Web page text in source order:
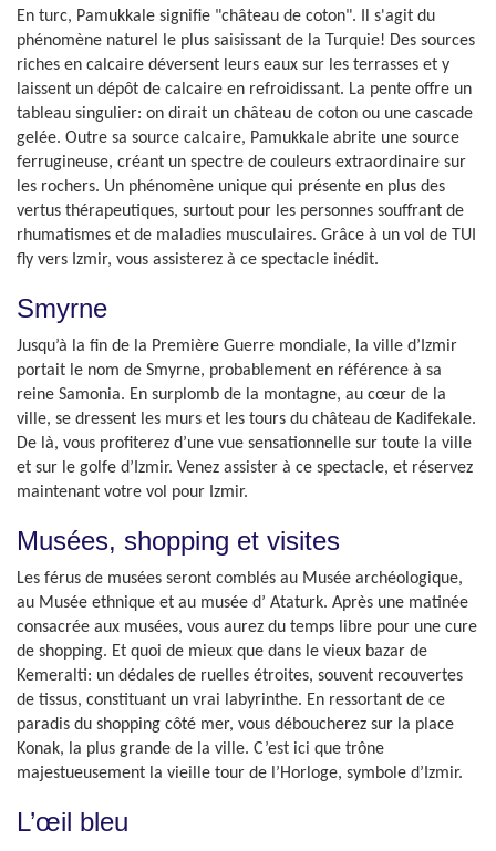
En turc, Pamukkale signifie "château de coton". Il s'agit du
phénomène naturel le plus saisissant de la Turquie! Des sources
riches en calcaire déversent leurs eaux sur les terrasses et y
laissent un dépôt de calcaire en refroidissant. La pente offre un
tableau singulier: on dirait un château de coton ou une cascade
gelée. Outre sa source calcaire, Pamukkale abrite une source
ferrugineuse, créant un spectre de couleurs extraordinaire sur
les rochers. Un phénomène unique qui présente en plus des
vertus thérapeutiques, surtout pour les personnes souffrant de
rhumatismes et de maladies musculaires. Grâce à un vol de TUI
fly vers Izmir, vous assisterez à ce spectacle inédit.
Smyrne
Jusqu’à la fin de la Première Guerre mondiale, la ville d’Izmir
portait le nom de Smyrne, probablement en référence à sa
reine Samonia. En surplomb de la montagne, au cœur de la
ville, se dressent les murs et les tours du château de Kadifekale.
De là, vous profiterez d’une vue sensationnelle sur toute la ville
et sur le golfe d’Izmir. Venez assister à ce spectacle, et réservez
maintenant votre vol pour Izmir.
Musées, shopping et visites
Les férus de musées seront comblés au Musée archéologique,
au Musée ethnique et au musée d’ Ataturk. Après une matinée
consacrée aux musées, vous aurez du temps libre pour une cure
de shopping. Et quoi de mieux que dans le vieux bazar de
Kemeralti: un dédales de ruelles étroites, souvent recouvertes
de tissus, constituant un vrai labyrinthe. En ressortant de ce
paradis du shopping côté mer, vous déboucherez sur la place
Konak, la plus grande de la ville. C’est ici que trône
majestueusement la vieille tour de l’Horloge, symbole d’Izmir.
L’œil bleu